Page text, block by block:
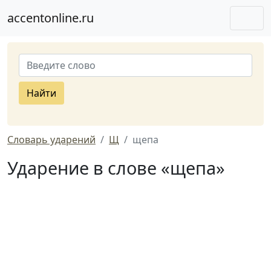
accentonline.ru
Найти
Словарь ударений Щ щепа
Ударение в слове «щепа»